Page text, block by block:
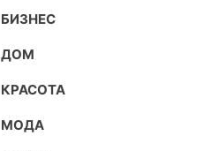
БИЗНЕС
ДОМ
КРАСОТА
МОДА